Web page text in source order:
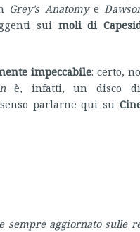
Grey’s Anatomye
sui moli di
impeccabile: certo,
è, infatti, un disco di
parlarne qui su
sempre aggiornato sulle